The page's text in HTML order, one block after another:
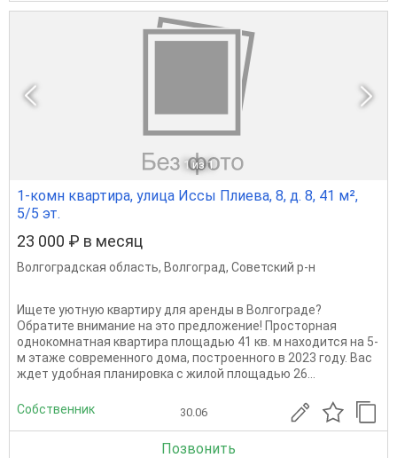
1 из 1
1-комн квартира, улица Иссы Плиева, 8, д. 8, 41 м²,
5/5 эт.
23 000 ₽ в месяц
Волгоградская область, Волгоград, Советский р-н
Ищете уютную квартиру для аренды в Волгограде?
Обратите внимание на это предложение! Просторная
однокомнатная квартира площадью 41 кв. м находится на 5-
м этаже современного дома, построенного в 2023 году. Вас
ждет удобная планировка с жилой площадью 26...
Собственник 30.06
Позвонить